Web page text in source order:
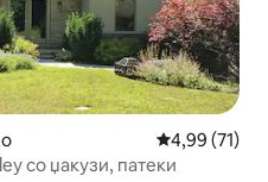
Просечна
4,99 (71)
со џакузи, патеки